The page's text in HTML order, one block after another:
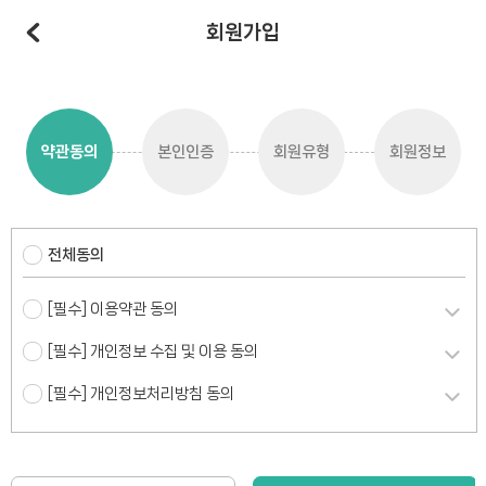
회원가입
약관동의 본인인증 회원유형 회원정보
전체동의
[필수] 이용약관 동의
[필수] 개인정보 수집 및 이용 동의
[필수] 개인정보처리방침 동의